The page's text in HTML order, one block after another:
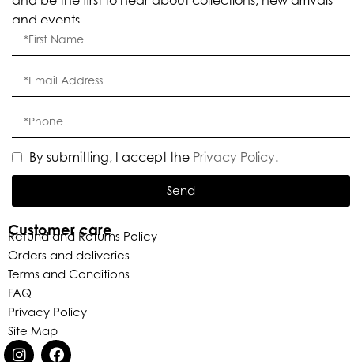
Customer care
Refund and Returns Policy
Orders and deliveries
Terms and Conditions
FAQ
Privacy Policy
Site Map
and events.
By submitting, I accept the Privacy Policy.
Send